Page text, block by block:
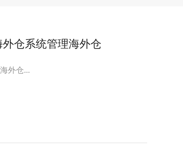
仓系统管理海外仓
外仓...